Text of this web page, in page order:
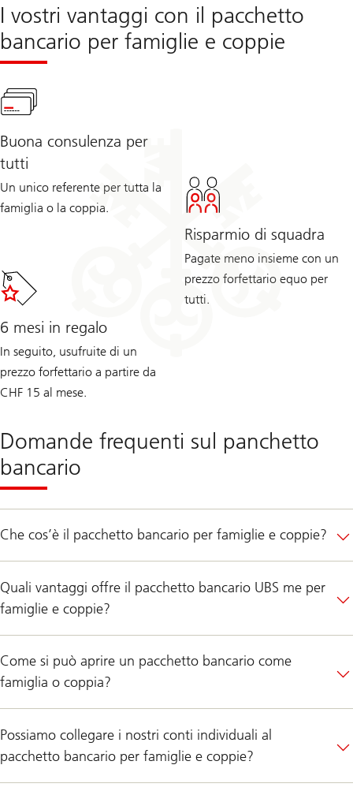
I vostri vantaggi con il pacchetto
bancario per famiglie e coppie
Buona consulenza per
tutti
Un unico referente per tutta la
famiglia o la coppia.
Risparmio di squadra
Pagate meno insieme con un
prezzo forfettario equo per
tutti.
6 mesi in regalo
In seguito, usufruite di un
prezzo forfettario a partire da
CHF 15 al mese.
Domande frequenti sul panchetto
bancario
Che cos’è il pacchetto bancario per famiglie e coppie?
Quali vantaggi offre il pacchetto bancario UBS me per
famiglie e coppie?
Come si può aprire un pacchetto bancario come
famiglia o coppia?
Possiamo collegare i nostri conti individuali al
pacchetto bancario per famiglie e coppie?